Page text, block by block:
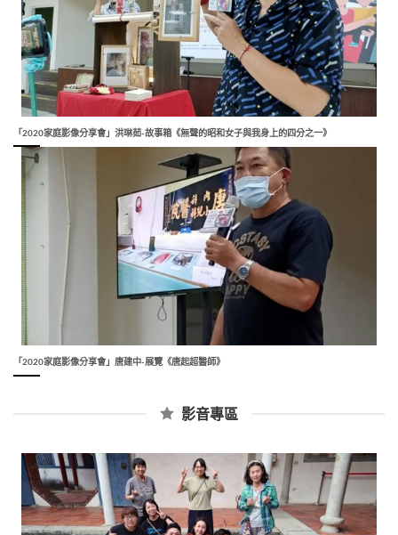
「2020家庭影像分享會」洪琳茹-故事箱《無聲的昭和女子與我身上的四分之一》
「2020家庭影像分享會」唐建中-展覽《唐起超醫師》
影音專區